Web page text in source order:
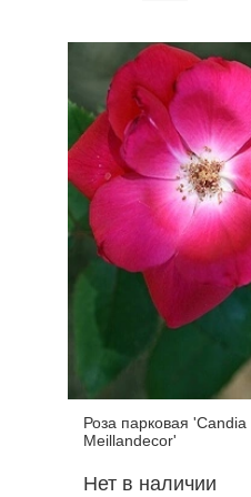
Роза парковая 'Candia
Meillandecor'
Нет в наличии